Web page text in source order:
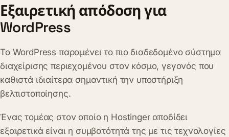
Εξαιρετική απόδοση για
WordPress
Το WordPress παραμένει το πιο διαδεδομένο σύστημα
διαχείρισης περιεχομένου στον κόσμο, γεγονός που
καθιστά ιδιαίτερα σημαντική την υποστήριξη
βελτιστοποίησης.
Ένας τομέας στον οποίο η Hostinger αποδίδει
εξαιρετικά είναι η συμβατότητά της με τις τεχνολογίες